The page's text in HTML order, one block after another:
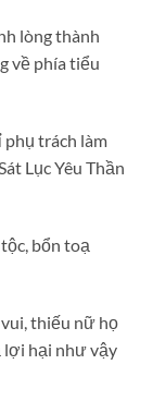
lòng thành
về phía tiểu
phụ trách làm
Lục Yêu Thần
bổn toạ
vui, thiếu nữ họ
lợi hại như vậy